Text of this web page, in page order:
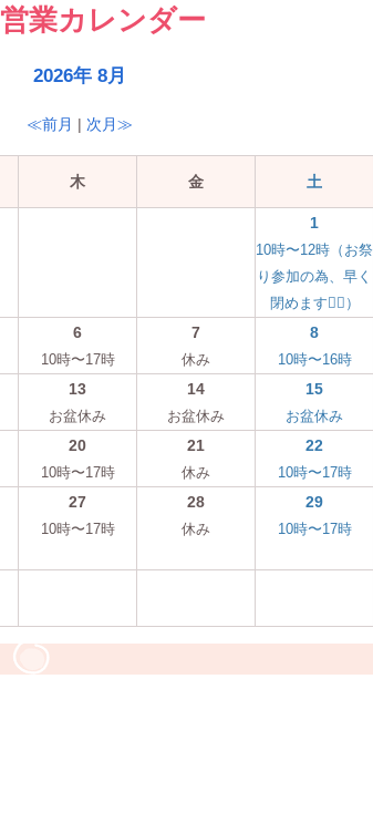
営業カレンダー
2026年 8月
≪前月 | 次月≫
木 金 土
1
10時〜12時（お祭
り参加の為、早く
閉めます🙇‍♀️）
6
10時〜17時
7
休み
8
10時〜16時
13
お盆休み
14
お盆休み
15
お盆休み
20
10時〜17時
21
休み
22
10時〜17時
27
10時〜17時
28
休み
29
10時〜17時